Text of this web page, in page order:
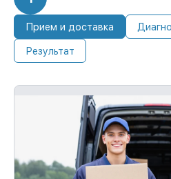
Прием и доставка
Результат